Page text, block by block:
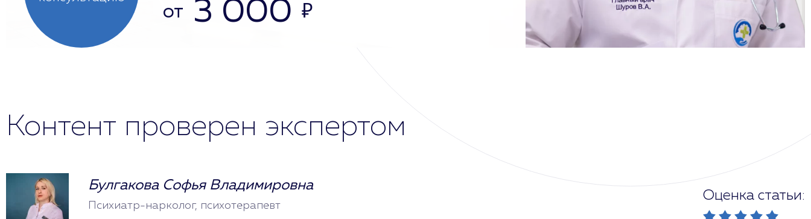
от 3 000 ₽
Контент проверен экспертом
Булгакова Софья Владимировна
Психиатр-нарколог, психотерапевт
Оценка статьи: